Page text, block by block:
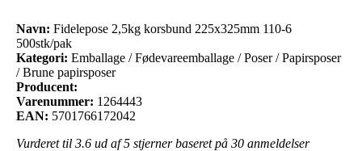
Navn: Fidelepose 2,5kg korsbund 225x325mm 110-6
500stk/pak
Kategori: Emballage / Fødevareemballage / Poser / Papirsposer
/ Brune papirsposer
Producent:
Varenummer: 1264443
EAN: 5701766172042
Vurderet til 3.6 ud af 5 stjerner baseret på 30 anmeldelser